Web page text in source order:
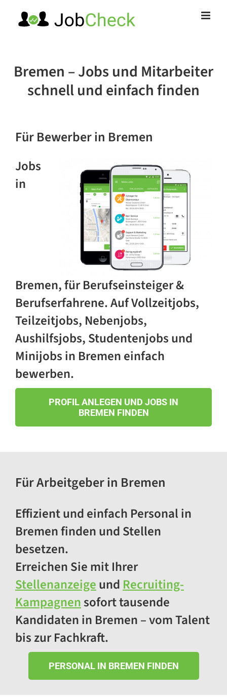
springen
Bremen – Jobs und Mitarbeiter
schnell und einfach finden
Für Bewerberin Bremen
Jobs
in
Bremen, für Berufseinsteiger &
Berufserfahrene. Auf Vollzeitjobs,
Teilzeitjobs, Nebenjobs,
Aushilfsjobs, Studentenjobs und
Minijobs in Bremen einfach
bewerben.
PROFIL ANLEGEN UND JOBS IN
BREMEN FINDEN
Für Arbeitgeber in Bremen
Effizient und einfach Personal in
Bremen finden und Stellen
besetzen.
Erreichen Sie mit Ihrer
Stellenanzeigeund Recruiting-
Kampagnensofort tausende
Kandidaten in Bremen – vom Talent
bis zur Fachkraft.
PERSONAL IN BREMEN FINDEN